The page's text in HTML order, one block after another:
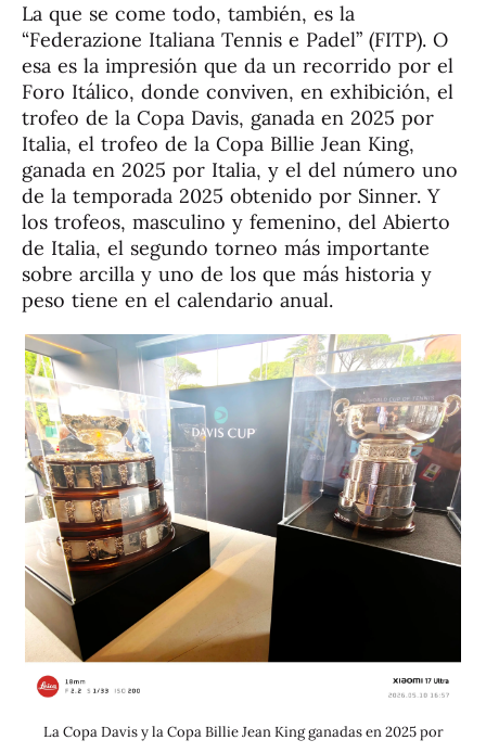
La que se come todo, también, es la
“Federazione Italiana Tennis e Padel” (FITP). O
esa es la impresión que da un recorrido por el
Foro Itálico, donde conviven, en exhibición, el
trofeo de la Copa Davis, ganada en 2025 por
Italia, el trofeo de la Copa Billie Jean King,
ganada en 2025 por Italia, y el del número uno
de la temporada 2025 obtenido por Sinner. Y
los trofeos, masculino y femenino, del Abierto
de Italia, el segundo torneo más importante
sobre arcilla y uno de los que más historia y
peso tiene en el calendario anual.
La Copa Davis y la Copa Billie Jean King ganadas en 2025 por